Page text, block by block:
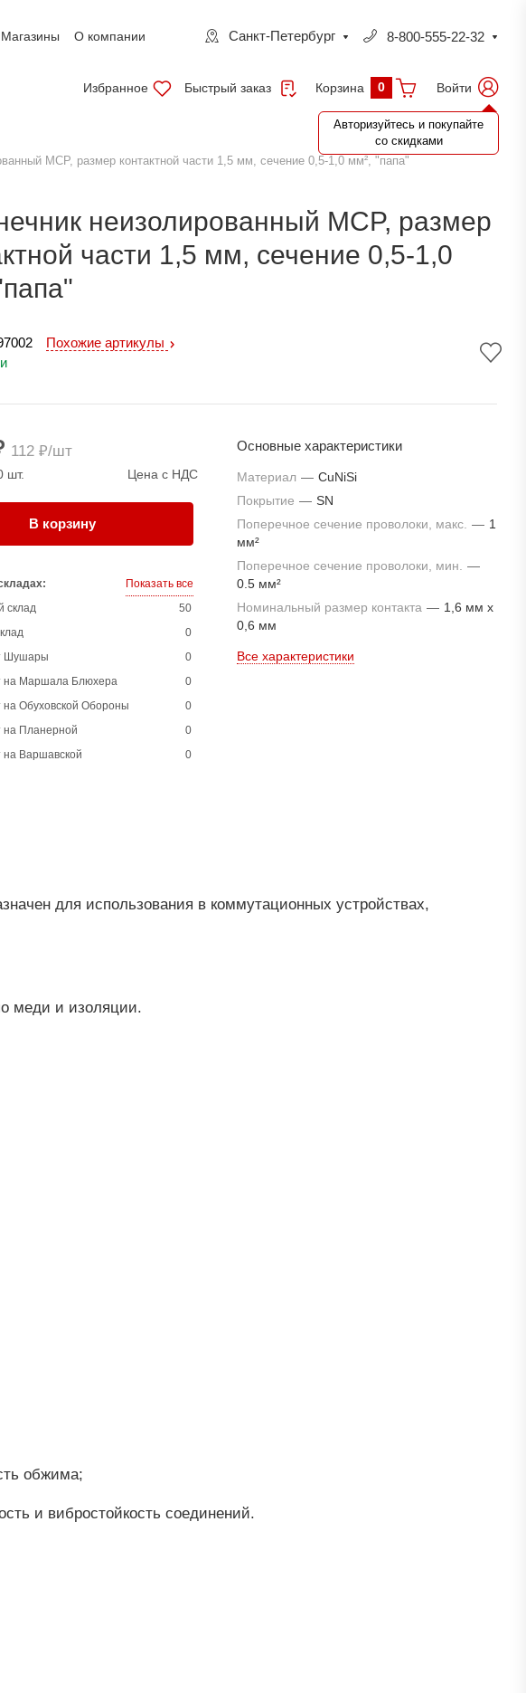
Магазины О компании Санкт-Петербург 8-800-555-22-32
Избранное Быстрый заказ Корзина 0 Войти
Авторизуйтесь и покупайте
со скидками
MCP, размер контактной части 1,5 мм, сечение 0,5-1,0 мм², "папа"
неизолированный MCP, размер
части 1,5 мм, сечение 0,5-1,0
Похожие артикулы
112 ₽/шт
шт. Цена с НДС
В корзину
Показать все
склад
50
0
Шушары
0
на Маршала Блюхера
0
на Обуховской Обороны
0
на Планерной
0
на Варшавской
0
Основные характеристики
Материал — CuNiSi
Покрытие — SN
Поперечное сечение проволоки, макс. — 1
мм²
Поперечное сечение проволоки, мин. —
0.5 мм²
Номинальный размер контакта — 1,6 мм x
0,6 мм
Все характеристики
для использования в коммутационных устройствах,
меди и изоляции.
обжима;
и вибростойкость соединений.